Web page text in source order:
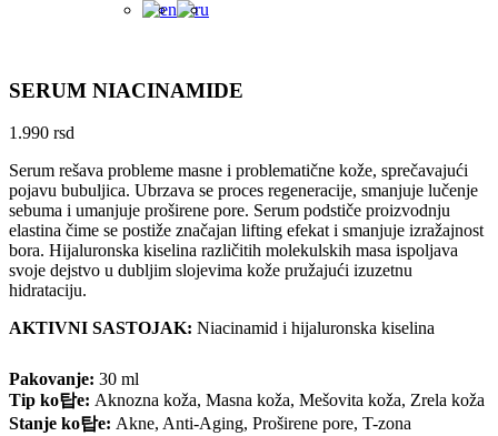
SERUM NIACINAMIDE
1.990 rsd
Serum rešava probleme masne i problematične kože, sprečavajući
pojavu bubuljica. Ubrzava se proces regeneracije, smanjuje lučenje
sebuma i umanjuje proširene pore. Serum podstiče proizvodnju
elastina čime se postiže značajan lifting efekat i smanjuje izražajnost
bora. Hijaluronska kiselina različitih molekulskih masa ispoljava
svoje dejstvo u dubljim slojevima kože pružajući izuzetnu
hidrataciju.
AKTIVNI SASTOJAK: Niacinamid i hijaluronska kiselina
Pakovanje: 30 ml
Tip ko탑e: Aknozna koža, Masna koža, Mešovita koža, Zrela koža
Stanje ko탑e: Akne, Anti-Aging, Proširene pore, T-zona